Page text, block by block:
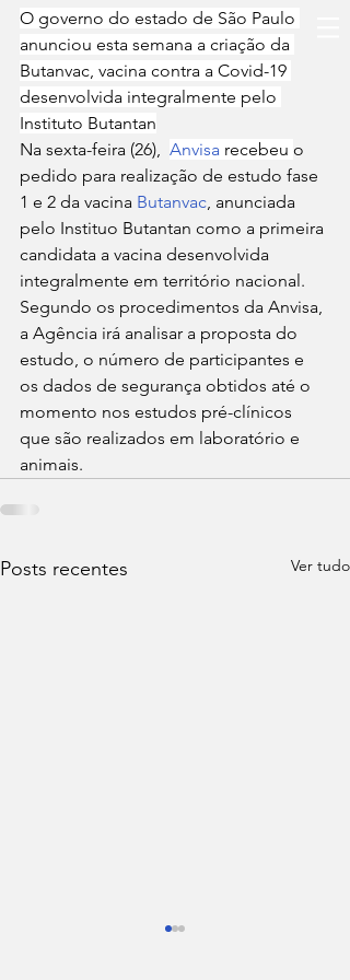
O governo do estado de São Paulo
anunciou esta semana a criação da
Butanvac, vacina contra a Covid-19
desenvolvida integralmente pelo
Instituto Butantan
Na sexta-feira (26), Anvisa recebeu o
pedido para realização de estudo fase
1 e 2 da vacina Butanvac, anunciada
pelo Instituo Butantan como a primeira
candidata a vacina desenvolvida
integralmente em território nacional.
Segundo os procedimentos da Anvisa,
a Agência irá analisar a proposta do
estudo, o número de participantes e
os dados de segurança obtidos até o
momento nos estudos pré-clínicos
que são realizados em laboratório e
animais.
Posts recentes Ver tudo